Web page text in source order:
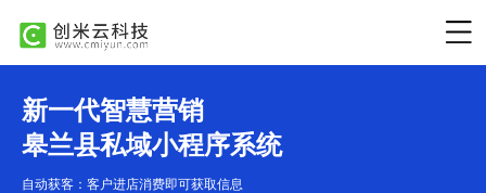
新一代智慧营销
皋兰县私域小程序系统
自动获客：客户进店消费即可获取信息